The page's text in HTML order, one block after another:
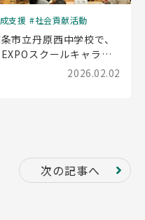
支援 社会貢献活動
市立丹原西中学校で、
スクールキャラバ
業)を実施しました2026.02.02
次の記事へ